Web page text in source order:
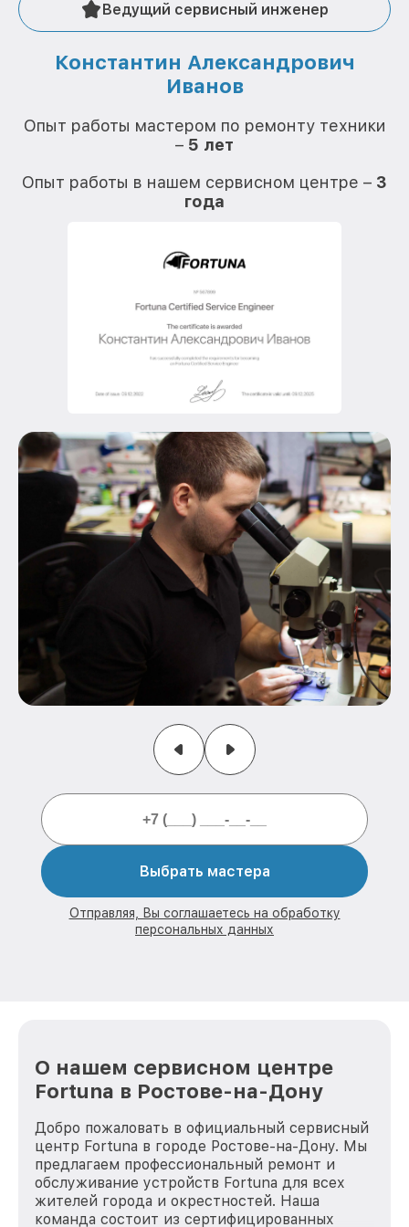
Ведущий сервисный инженер
Константин Александрович
Иванов
Опыт работы мастером по ремонту техники
– 5 лет
Опыт работы в нашем сервисном центре – 3
года
Выбрать мастера
Отправляя, Вы соглашаетесь на обработку
персональных данных
О нашем сервисном центре
Fortuna в Ростове-на-Дону
Добро пожаловать в официальный сервисный
центр Fortuna в городе Ростове-на-Дону. Мы
предлагаем профессиональный ремонт и
обслуживание устройств Fortuna для всех
жителей города и окрестностей. Наша
команда состоит из сертифицированных